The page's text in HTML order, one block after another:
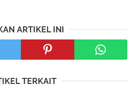
ARTIKEL INI
TERKAIT